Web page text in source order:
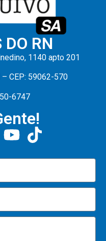
DO RN
1140 apto 201
CEP: 59062-570
6747